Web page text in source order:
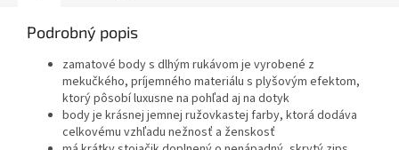
Podrobný popis
zamatové body s dlhým rukávom je vyrobené z
mekučkého, príjemného materiálu s plyšovým efektom,
ktorý pôsobí luxusne na pohľad aj na dotyk
body je krásnej jemnej ružovkastej farby, ktorá dodáva
celkovému vzhľadu nežnosť a ženskosť